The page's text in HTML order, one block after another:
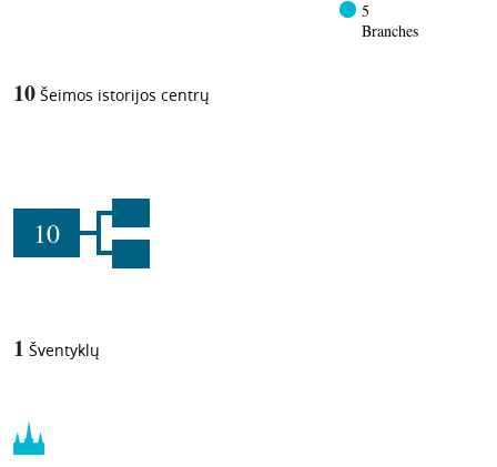
5
Branches
10 Šeimos istorijos centrų
10
1 Šventyklų